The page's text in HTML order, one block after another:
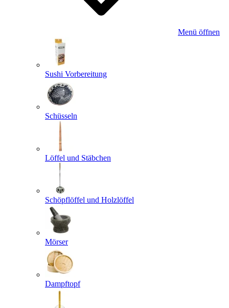
Menü öffnen
Sushi Vorbereitung
Schüsseln
Löffel und Stäbchen
Schöpflöffel und Holzlöffel
Mörser
Dampftopf